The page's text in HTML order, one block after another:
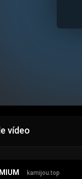
vídeo
kamijou.top